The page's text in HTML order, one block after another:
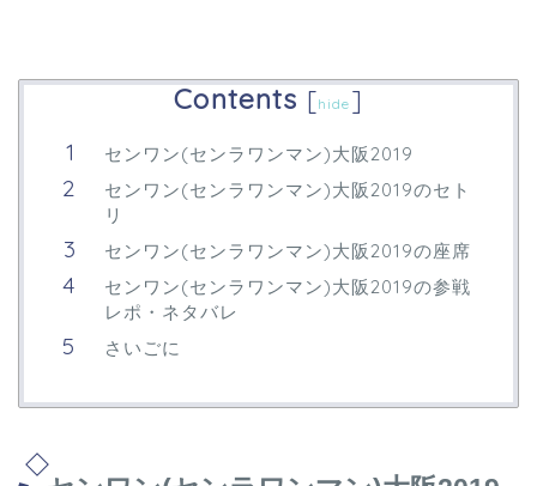
Contents [hide ]
センワン(センラワンマン)大阪2019
センワン(センラワンマン)大阪2019のセト
リ
センワン(センラワンマン)大阪2019の座席
センワン(センラワンマン)大阪2019の参戦
レポ・ネタバレ
さいごに